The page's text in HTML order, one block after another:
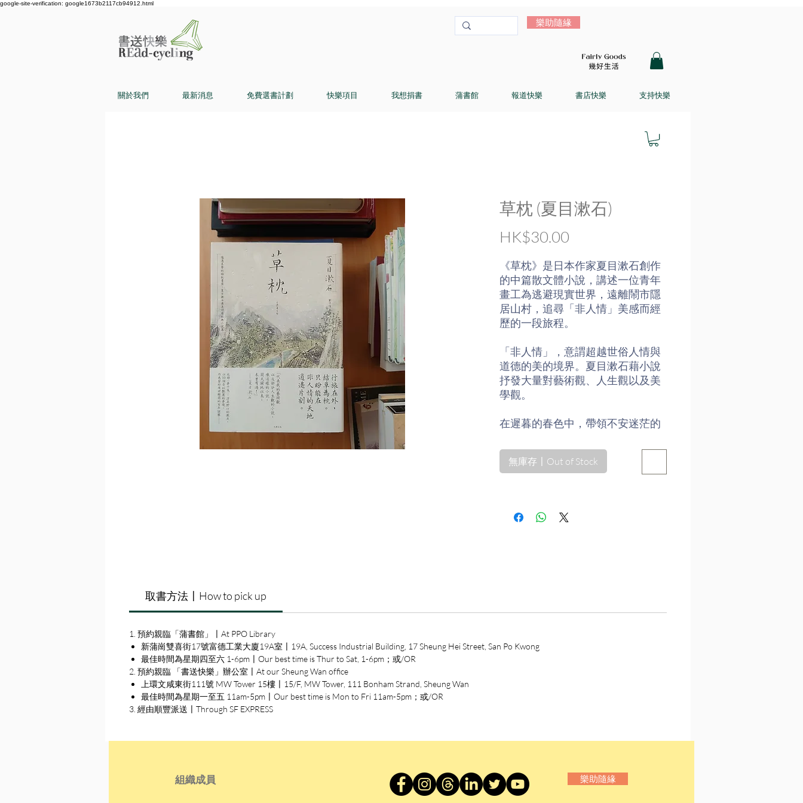
google-site-verification: google1673b2117cb94912.html
樂助隨緣
關於我們 最新消息 免費選書計劃 快樂項目 我想捐書 蒲書館 報道快樂 書店快樂 支持快樂
草枕 (夏目漱石)
HK$30.00
格
《草枕》是日本作家夏目漱石創作
的中篇散文體小說，講述一位青年
畫工為逃避現實世界，遠離鬧市隱
居山村，追尋「非人情」美感而經
歷的一段旅程。
「非人情」，意謂超越世俗人情與
道德的美的境界。夏目漱石藉小說
抒發大量對藝術觀、人生觀以及美
學觀。
在遲暮的春色中，帶領不安迷茫的
孤獨的狂喜。是夏目漱石前期重要
的代表作品。
的創作，我只想純粹將美的感覺留
駐人們心中。」
間展現出飽滿的「和、漢、洋」涵
憬的紙上桃花源。
主要只閱讀三類：兒童文學、戰爭
特別收錄〈夢十夜〉，以10個超脫
現實的夢境，寄喻夏目漱石對生
無庫存〡Out of Stock
取書方法〡How to pick up
1. 預約親臨「蒲書館」〡At PPO Library
新蒲崗雙喜街17號富德工業大廈19A室〡19A, Success Industrial Building, 17 Sheung Hei Street, San Po Kwong
最佳時間為星期四至六 1-6pm〡Our best time is Thur to Sat, 1-6pm；或/OR
2. 預約親臨 「書送快樂」辦公室〡At our Sheung Wan office
上環文咸東街111號 MW Tower 15樓〡15/F, MW Tower, 111 Bonham Strand, Sheung Wan
最佳時間為星期一至五 11am-5pm〡Our best time is Mon to Fri 11am-5pm；或/OR
3. 經由順豐派送〡Through SF EXPRESS
組織成員 樂助隨緣